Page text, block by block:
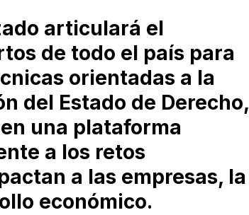
articulará el
de todo el país para
orientadas a la
del Estado de Derecho,
una plataforma
a los retos
a las empresas, la
económico.